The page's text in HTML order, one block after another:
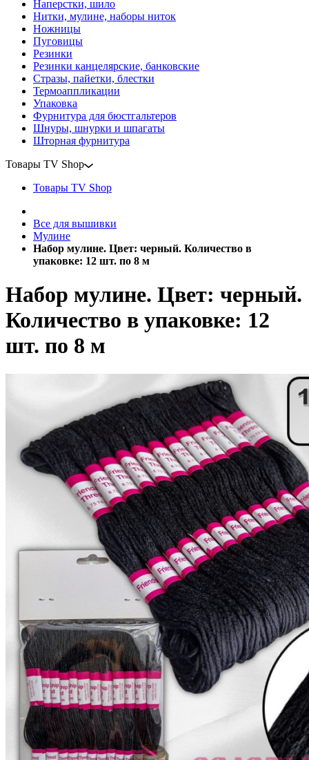
Наперстки, шило
Нитки, мулине, наборы ниток
Ножницы
Пуговицы
Резинки
Резинки канцелярские, банковские
Стразы, пайетки, блестки
Термоаппликации
Упаковка
Фурнитура для бюстгальтеров
Шнуры, шнурки и шпагаты
Шторная фурнитура
Товары TV Shop
Товары TV Shop
Все для вышивки
Мулине
Набор мулине. Цвет: черный. Количество в
упаковке: 12 шт. по 8 м
Набор мулине. Цвет: черный.
Количество в упаковке: 12
шт. по 8 м